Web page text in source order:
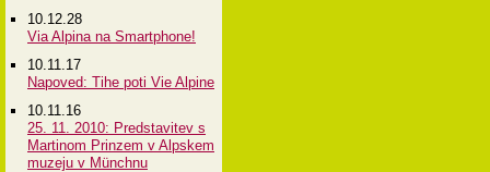
10.12.28
Via Alpina na Smartphone!
10.11.17
Napoved: Tihe poti Vie Alpine
10.11.16
25. 11. 2010: Predstavitev s
Martinom Prinzem v Alpskem
muzeju v Münchnu